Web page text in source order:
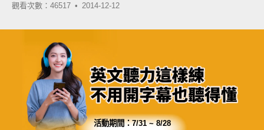
觀看次數：46517 • 2014-12-12
活動期間：7/31 ~ 8/28